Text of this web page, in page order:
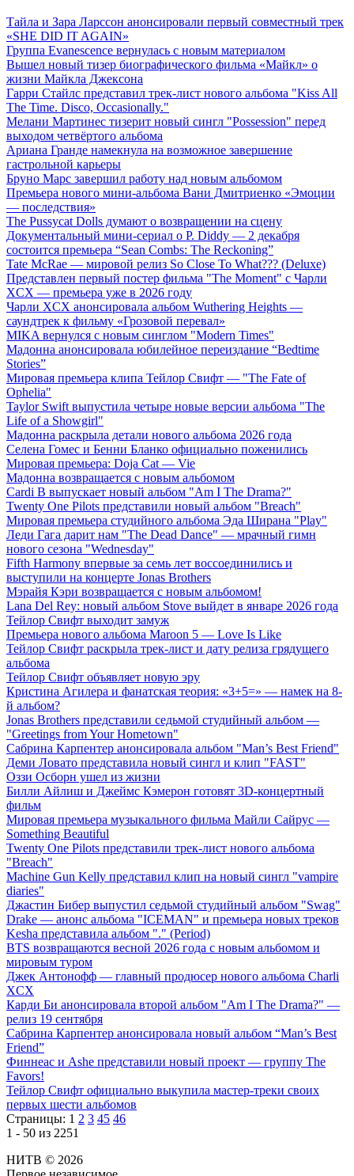
Тайла и Зара Ларссон анонсировали первый совместный трек
«SHE DID IT AGAIN»
Группа Evanescence вернулась с новым материалом
Вышел новый тизер биографического фильма «Майкл» о
жизни Майкла Джексона
Гарри Стайлс представил трек-лист нового альбома "Kiss All
The Time. Disco, Occasionally."
Мелани Мартинес тизерит новый сингл "Possession" перед
выходом четвёртого альбома
Ариана Гранде намекнула на возможное завершение
гастрольной карьеры
Бруно Марс завершил работу над новым альбомом
Премьера нового мини-альбома Вани Дмитриенко «Эмоции
— последствия»
The Pussycat Dolls думают о возвращении на сцену
Документальный мини-сериал о P. Diddy — 2 декабря
состоится премьера “Sean Combs: The Reckoning”
Tate McRae — мировой релиз So Close To What??? (Deluxe)
Представлен первый постер фильма "The Moment" с Чарли
XCX — премьера уже в 2026 году
Чарли XCX анонсировала альбом Wuthering Heights —
саундтрек к фильму «Грозовой перевал»
MIKA вернулся с новым синглом "Modern Times"
Мадонна анонсировала юбилейное переиздание “Bedtime
Stories”
Мировая премьера клипа Тейлор Свифт — "The Fate of
Ophelia"
Taylor Swift выпустила четыре новые версии альбома "The
Life of a Showgirl"
Мадонна раскрыла детали нового альбома 2026 года
Селена Гомес и Бенни Бланко официально поженились
Мировая премьера: Doja Cat — Vie
Мадонна возвращается с новым альбомом
Cardi B выпускает новый альбом "Am I The Drama?"
Twenty One Pilots представили новый альбом "Breach"
Мировая премьера студийного альбома Эда Ширана "Play"
Леди Гага дарит нам "The Dead Dance" — мрачный гимн
нового сезона "Wednesday"
Fifth Harmony впервые за семь лет воссоединились и
выступили на концерте Jonas Brothers
Мэрайя Кэри возвращается с новым альбомом!
Lana Del Rey: новый альбом Stove выйдет в январе 2026 года
Тейлор Свифт выходит замуж
Премьера нового альбома Maroon 5 — Love Is Like
Тейлор Свифт раскрыла трек-лист и дату релиза грядущего
альбома
Тейлор Свифт объявляет новую эру
Кристина Агилера и фанатская теория: «3+5=» — намек на 8-
й альбом?
Jonas Brothers представили седьмой студийный альбом —
"Greetings from Your Hometown"
Сабрина Карпентер анонсировала альбом "Man’s Best Friend"
Деми Ловато представила новый сингл и клип "FAST"
Оззи Осборн ушел из жизни
Билли Айлиш и Джеймс Кэмерон готовят 3D-концертный
фильм
Мировая премьера музыкального фильма Майли Сайрус —
Something Beautiful
Twenty One Pilots представили трек-лист нового альбома
"Breach"
Machine Gun Kelly представил клип на новый сингл "vampire
diaries"
Джастин Бибер выпустил седьмой студийный альбом "Swag"
Drake — анонс альбома "ICEMAN" и премьера новых треков
Kesha представила альбом "." (Period)
BTS возвращаются весной 2026 года с новым альбомом и
мировым туром
Джек Антонофф — главный продюсер нового альбома Charli
XCX
Карди Би анонсировала второй альбом "Am I The Drama?" —
релиз 19 сентября
Сабрина Карпентер анонсировала новый альбом “Man’s Best
Friend”
Финнеас и Ashe представили новый проект — группу The
Favors!
Тейлор Свифт официально выкупила мастер-треки своих
первых шести альбомов
Страницы: 1 2 3 45 46
1 - 50 из 2251
НИТВ © 2026